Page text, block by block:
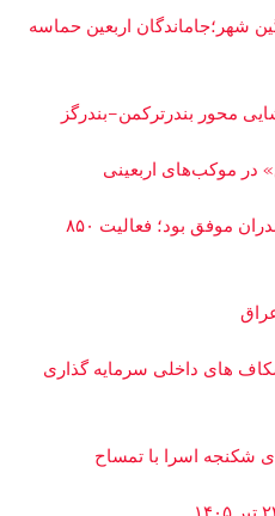
شهر؛جاماندگان اربعین حماسه
محور بندرترکمن–بندرگز
در موکب‌های اربعینی
مدیریت تأمین شیرخشک در مازندران موفق بود؛ فعالیت ۸۵۰
های داخلی سرمایه‌ گذاری
شکنجه اسرا با تمساح